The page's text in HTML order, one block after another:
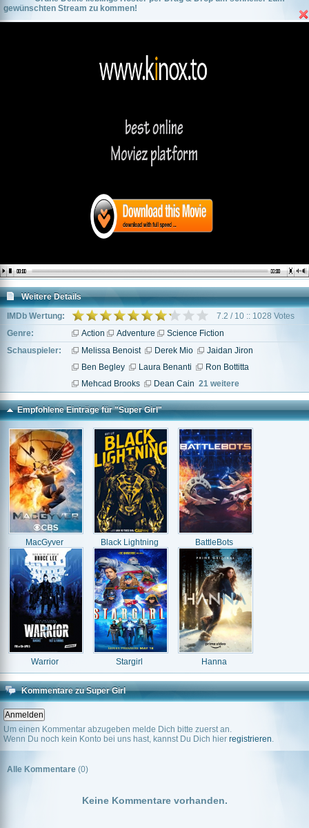
gewünschten Stream zu kommen!
Weitere Details
IMDb Wertung:
7.2 / 10 :: 1028 Votes
Genre:
Action Adventure
Science Fiction
Schauspieler:
Melissa Benoist Derek Mio
Jaidan Jiron
Ben Begley
Laura Benanti
Ron Bottitta
Mehcad Brooks
Dean Cain 21 weitere
Empfohlene Einträge für "Super Girl"
MacGyver Black Lightning BattleBots
Warrior Stargirl Hanna
Kommentare zu Super Girl
Um einen Kommentar abzugeben melde Dich bitte zuerst an.
Wenn Du noch kein Konto bei uns hast, kannst Du Dich hier registrieren.
Alle Kommentare (0)
Keine Kommentare vorhanden.